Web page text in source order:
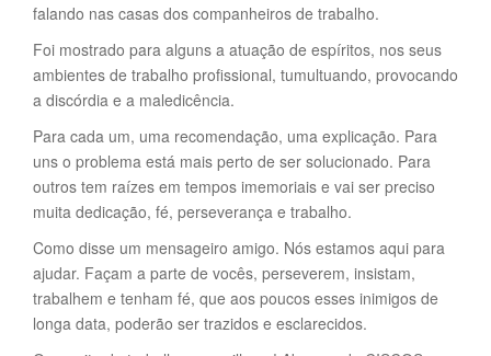
falando nas casas dos companheiros de trabalho.
Foi mostrado para alguns a atuação de espíritos, nos seus
ambientes de trabalho profissional, tumultuando, provocando
a discórdia e a maledicência.
Para cada um, uma recomendação, uma explicação. Para
uns o problema está mais perto de ser solucionado. Para
outros tem raízes em tempos imemoriais e vai ser preciso
muita dedicação, fé, perseverança e trabalho.
Como disse um mensageiro amigo. Nós estamos aqui para
ajudar. Façam a parte de vocês, perseverem, insistam,
trabalhem e tenham fé, que aos poucos esses inimigos de
longa data, poderão ser trazidos e esclarecidos.